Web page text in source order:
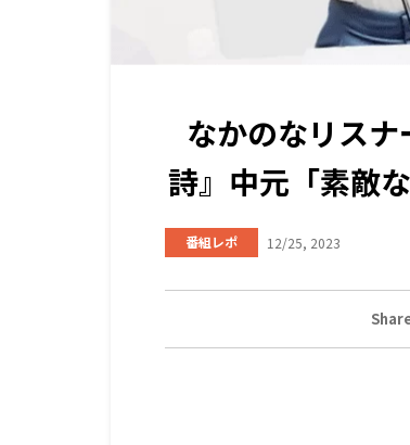
なかのなリス
詩』中元「素敵
番組レポ 12/25, 2023